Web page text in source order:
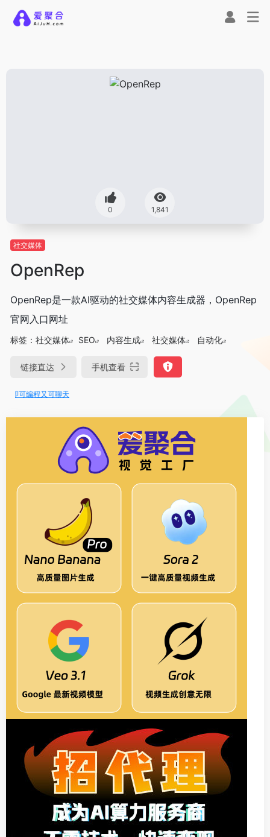
0 1,841
社交媒体
OpenRep
OpenRep是一款AI驱动的社交媒体内容生成器，OpenRep
官网入口网址
标签： 社交媒体 SEO 内容生成 社交媒体 自动化
链接直达 手机查看
编程又可聊天